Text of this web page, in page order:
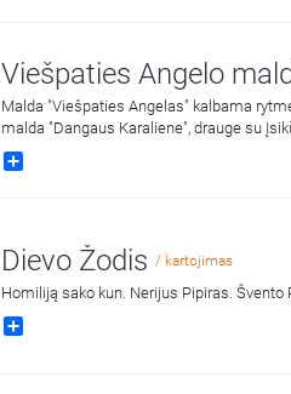
Viešpaties Angelo
Malda "Viešpaties Angelas" kalbama
malda "Dangaus Karaliene", drauge su
Share
Dievo Žodis / kartojimas
Homiliją sako kun. Nerijus Pipiras.
Share